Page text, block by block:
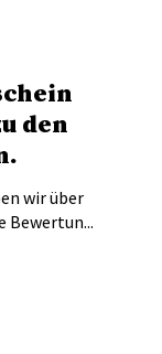
den
wir über
Bewertun...